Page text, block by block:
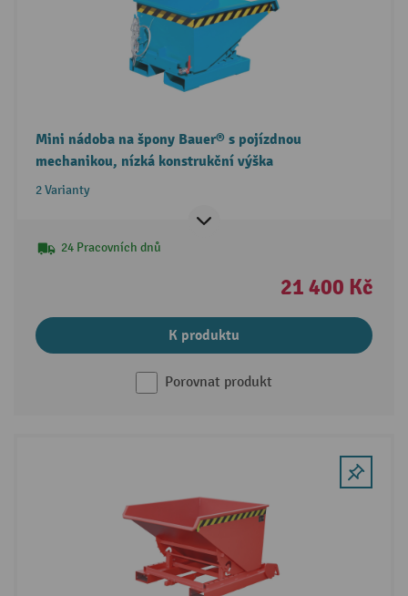
Mini nádoba na špony Bauer® s pojízdnou
mechanikou, nízká konstrukční výška
2 Varianty
24 Pracovních dnů
21 400 Kč
K produktu
Porovnat produkt